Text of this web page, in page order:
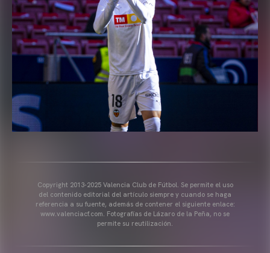
Copyright 2013-2025 Valencia Club de Fútbol. Se permite el uso
del contenido editorial del artículo siempre y cuando se haga
referencia a su fuente, además de contener el siguiente enlace:
www.valenciacf.com. Fotografías de Lázaro de la Peña, no se
permite su reutilización.